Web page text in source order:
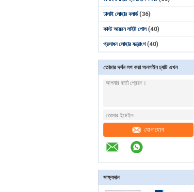
ঢালাই লোহার বলার্ড (36)
কাস্ট আয়রন লাইট পোল (40)
প্রসাধন লোহার যন্ত্রাংশ (40)
তোমার দর্শন লগ করা অনলাইন চ্যাট এখন
যোগাযোগ
সাক্ষ্যদান